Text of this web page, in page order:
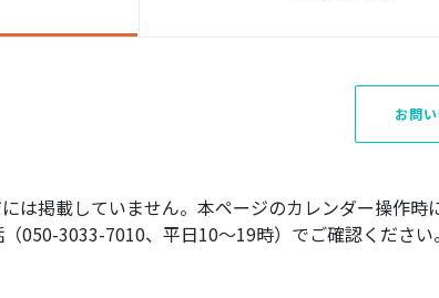
お問
は掲載していません。本ページのカレンダー操作時
050-3033-7010、平日10〜19時）でご確認くださ